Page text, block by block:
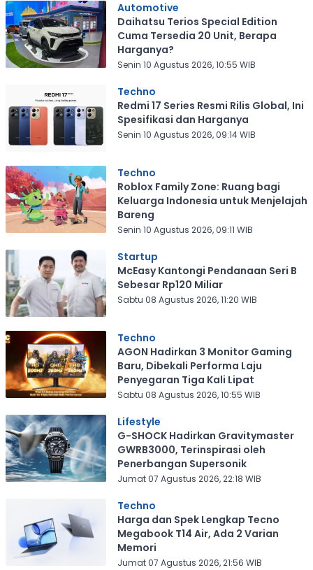
Automotive
Daihatsu Terios Special Edition
Cuma Tersedia 20 Unit, Berapa
Harganya?
Senin 10 Agustus 2026, 10:55 WIB
Techno
Redmi 17 Series Resmi Rilis Global, Ini
Spesifikasi dan Harganya
Senin 10 Agustus 2026, 09:14 WIB
Techno
Roblox Family Zone: Ruang bagi
Keluarga Indonesia untuk Menjelajah
Bareng
Senin 10 Agustus 2026, 09:11 WIB
Startup
McEasy Kantongi Pendanaan Seri B
Sebesar Rp120 Miliar
Sabtu 08 Agustus 2026, 11:20 WIB
Techno
AGON Hadirkan 3 Monitor Gaming
Baru, Dibekali Performa Laju
Penyegaran Tiga Kali Lipat
Sabtu 08 Agustus 2026, 10:55 WIB
Lifestyle
G-SHOCK Hadirkan Gravitymaster
GWRB3000, Terinspirasi oleh
Penerbangan Supersonik
Jumat 07 Agustus 2026, 22:18 WIB
Techno
Harga dan Spek Lengkap Tecno
Megabook T14 Air, Ada 2 Varian
Memori
Jumat 07 Agustus 2026, 21:56 WIB